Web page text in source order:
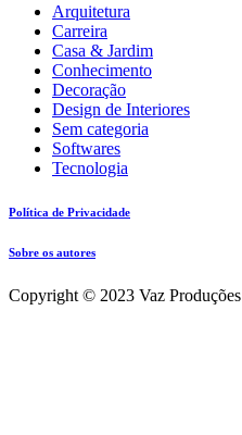
Arquitetura
Carreira
Casa & Jardim
Conhecimento
Decoração
Design de Interiores
Sem categoria
Softwares
Tecnologia
Política de Privacidade
Sobre os autores
Copyright © 2023 Vaz Produções